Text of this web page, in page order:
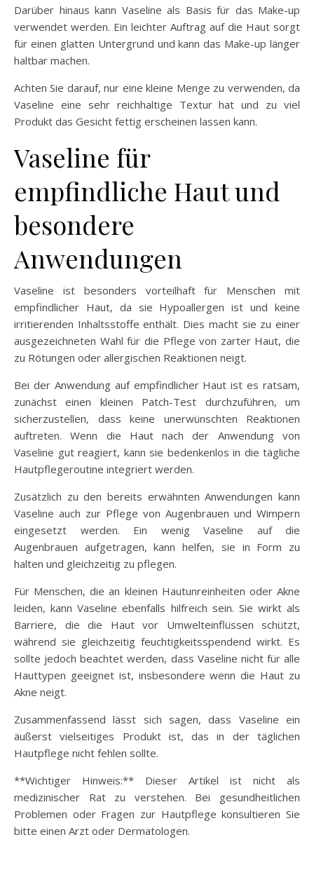
Darüber hinaus kann Vaseline als Basis für das Make-up
verwendet werden. Ein leichter Auftrag auf die Haut sorgt
für einen glatten Untergrund und kann das Make-up länger
haltbar machen.
Achten Sie darauf, nur eine kleine Menge zu verwenden, da
Vaseline eine sehr reichhaltige Textur hat und zu viel
Produkt das Gesicht fettig erscheinen lassen kann.
Vaseline für
empfindliche Haut und
besondere
Anwendungen
Vaseline ist besonders vorteilhaft für Menschen mit
empfindlicher Haut, da sie Hypoallergen ist und keine
irritierenden Inhaltsstoffe enthält. Dies macht sie zu einer
ausgezeichneten Wahl für die Pflege von zarter Haut, die
zu Rötungen oder allergischen Reaktionen neigt.
Bei der Anwendung auf empfindlicher Haut ist es ratsam,
zunächst einen kleinen Patch-Test durchzuführen, um
sicherzustellen, dass keine unerwünschten Reaktionen
auftreten. Wenn die Haut nach der Anwendung von
Vaseline gut reagiert, kann sie bedenkenlos in die tägliche
Hautpflegeroutine integriert werden.
Zusätzlich zu den bereits erwähnten Anwendungen kann
Vaseline auch zur Pflege von Augenbrauen und Wimpern
eingesetzt werden. Ein wenig Vaseline auf die
Augenbrauen aufgetragen, kann helfen, sie in Form zu
halten und gleichzeitig zu pflegen.
Für Menschen, die an kleinen Hautunreinheiten oder Akne
leiden, kann Vaseline ebenfalls hilfreich sein. Sie wirkt als
Barriere, die die Haut vor Umwelteinflüssen schützt,
während sie gleichzeitig feuchtigkeitsspendend wirkt. Es
sollte jedoch beachtet werden, dass Vaseline nicht für alle
Hauttypen geeignet ist, insbesondere wenn die Haut zu
Akne neigt.
Zusammenfassend lässt sich sagen, dass Vaseline ein
äußerst vielseitiges Produkt ist, das in der täglichen
Hautpflege nicht fehlen sollte.
**Wichtiger Hinweis:** Dieser Artikel ist nicht als
medizinischer Rat zu verstehen. Bei gesundheitlichen
Problemen oder Fragen zur Hautpflege konsultieren Sie
bitte einen Arzt oder Dermatologen.